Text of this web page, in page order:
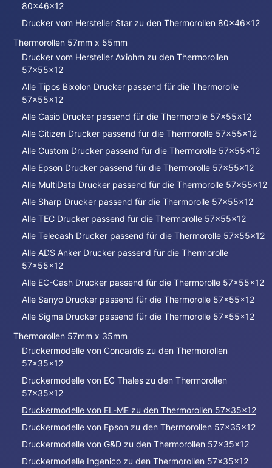
80x46x12
Drucker vom Hersteller Star zu den Thermorollen 80x46x12
Thermorollen 57mm x 55mm
Drucker vom Hersteller Axiohm zu den Thermorollen
57x55x12
Alle Tipos Bixolon Drucker passend für die Thermorolle
57x55x12
Alle Casio Drucker passend für die Thermorolle 57x55x12
Alle Citizen Drucker passend für die Thermorolle 57x55x12
Alle Custom Drucker passend für die Thermorolle 57x55x12
Alle Epson Drucker passend für die Thermorolle 57x55x12
Alle MultiData Drucker passend für die Thermorolle 57x55x12
Alle Sharp Drucker passend für die Thermorolle 57x55x12
Alle TEC Drucker passend für die Thermorolle 57x55x12
Alle Telecash Drucker passend für die Thermorolle 57x55x12
Alle ADS Anker Drucker passend für die Thermorolle
57x55x12
Alle EC-Cash Drucker passend für die Thermorolle 57x55x12
Alle Sanyo Drucker passend für die Thermorolle 57x55x12
Alle Sigma Drucker passend für die Thermorolle 57x55x12
Thermorollen 57mm x 35mm
Druckermodelle von Concardis zu den Thermorollen
57x35x12
Druckermodelle von EC Thales zu den Thermorollen
57x35x12
Druckermodelle von EL-ME zu den Thermorollen 57x35x12
Druckermodelle von Epson zu den Thermorollen 57x35x12
Druckermodelle von G&D zu den Thermorollen 57x35x12
Druckermodelle Ingenico zu den Thermorollen 57x35x12